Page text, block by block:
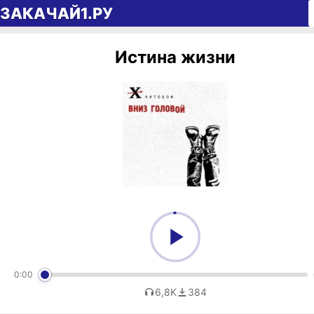
Перейти к содержимому
ЗАКАЧАЙ1.РУ
Истина жизни
0:00
6,8K 384